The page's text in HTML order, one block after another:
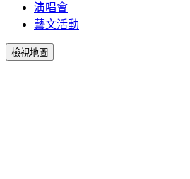
演唱會
藝文活動
檢視地圖